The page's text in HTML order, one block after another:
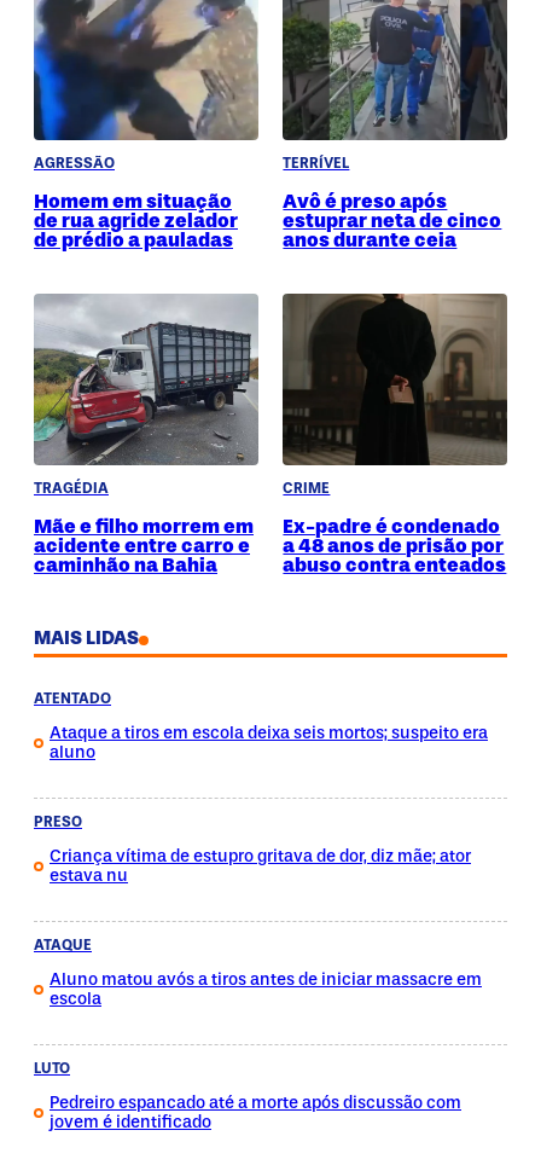
AGRESSÃO
Homem em situação
de rua agride zelador
de prédio a pauladas
TERRÍVEL
Avô é preso após
estuprar neta de cinco
anos durante ceia
TRAGÉDIA
Mãe e filho morrem em
acidente entre carro e
caminhão na Bahia
CRIME
Ex-padre é condenado
a 48 anos de prisão por
abuso contra enteados
MAIS LIDAS
ATENTADO
Ataque a tiros em escola deixa seis mortos; suspeito era
aluno
PRESO
Criança vítima de estupro gritava de dor, diz mãe; ator
estava nu
ATAQUE
Aluno matou avós a tiros antes de iniciar massacre em
escola
LUTO
Pedreiro espancado até a morte após discussão com
jovem é identificado